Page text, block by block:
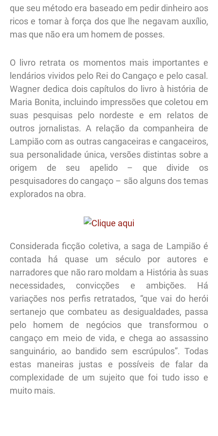
que seu método era baseado em pedir dinheiro aos
ricos e tomar à força dos que lhe negavam auxílio,
mas que não era um homem de posses.
O livro retrata os momentos mais importantes e
lendários vividos pelo Rei do Cangaço e pelo casal.
Wagner dedica dois capítulos do livro à história de
Maria Bonita, incluindo impressões que coletou em
suas pesquisas pelo nordeste e em relatos de
outros jornalistas. A relação da companheira de
Lampião com as outras cangaceiras e cangaceiros,
sua personalidade única, versões distintas sobre a
origem de seu apelido – que divide os
pesquisadores do cangaço – são alguns dos temas
explorados na obra.
Considerada ficção coletiva, a saga de Lampião é
contada há quase um século por autores e
narradores que não raro moldam a História às suas
necessidades, convicções e ambições. Há
variações nos perfis retratados, “que vai do herói
sertanejo que combateu as desigualdades, passa
pelo homem de negócios que transformou o
cangaço em meio de vida, e chega ao assassino
sanguinário, ao bandido sem escrúpulos”. Todas
estas maneiras justas e possíveis de falar da
complexidade de um sujeito que foi tudo isso e
muito mais.